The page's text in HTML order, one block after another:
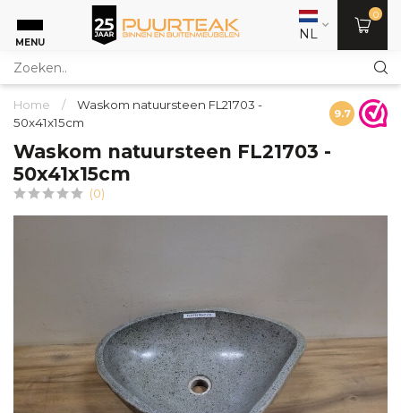
MENU NL
0
Home /
Waskom natuursteen FL21703 -
50x41x15cm
9.7
Waskom natuursteen FL21703 -
50x41x15cm
(0)